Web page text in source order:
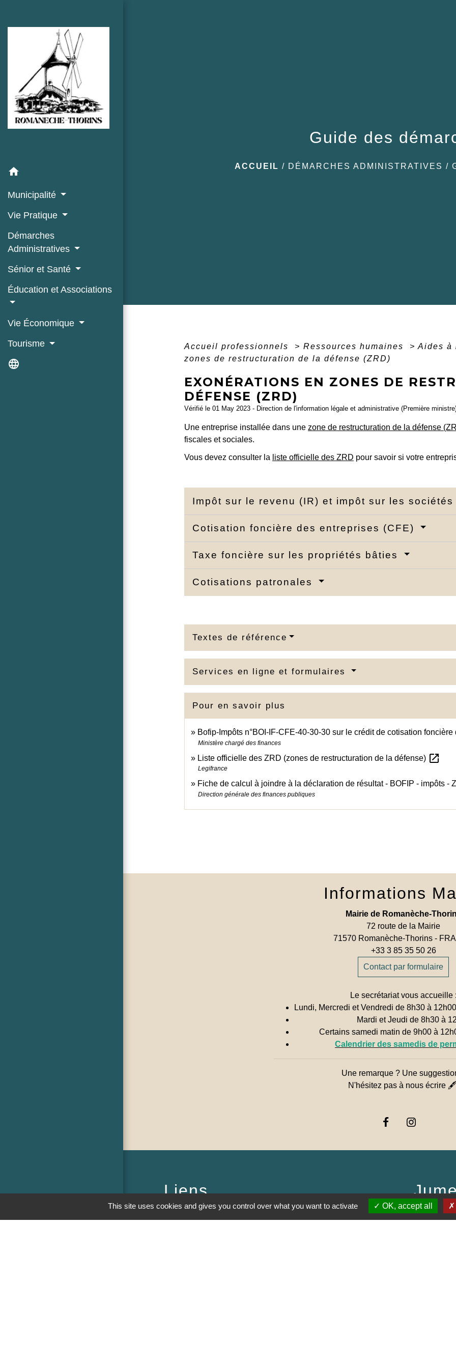
home
Municipalité
Vie Pratique
Démarches
Administratives
Sénior et Santé
Éducation et Associations
Vie Économique
Tourisme
language
Guide des
ACCUEIL / DÉMARCHES ADMINISTRATIVES /
Accueil professionnels > Ressources humaines > Aides à
zones de restructuration de la défense (ZRD)
EXONÉRATIONS EN ZONES DE
DÉFENSE (ZRD)
Vérifié le 01 May 2023 - Direction de l'information légale et administrative (Première
Une entreprise installée dans une zone de restructuration de la défense
fiscales et sociales.
Vous devez consulter la liste officielle des ZRD pour savoir si votre
Impôt sur le revenu (IR) et impôt sur les sociétés
Cotisation foncière des entreprises (CFE)
Taxe foncière sur les propriétés bâties
Cotisations patronales
Textes de référence
Services en ligne et formulaires
Pour en savoir plus
Bofip-Impôts n°BOI-IF-CFE-40-30-30 sur le crédit de cotisation
Ministère chargé des finances
Liste officielle des ZRD (zones de restructuration de la défense) open_in_new
Legifrance
Fiche de calcul à joindre à la déclaration de résultat - BOFIP - impôts -
Direction générale des finances publiques
Informations
Mairie de Romanèche-
72 route de la Mairie
71570 Romanèche-Thorins -
+33 3 85 35 50 26
Contact par formulaire
Le secrétariat vous accueille :
Lundi, Mercredi et Vendredi de 8h30 à
Mardi et Jeudi de 8h30 à
Certains samedi matin de 9h00 à
Calendrier des samedis de
Une remarque ? Une
N'hésitez pas à nous écrire 🖋
Liens
This site uses cookies and gives you control over what you want to activate OK, accept all